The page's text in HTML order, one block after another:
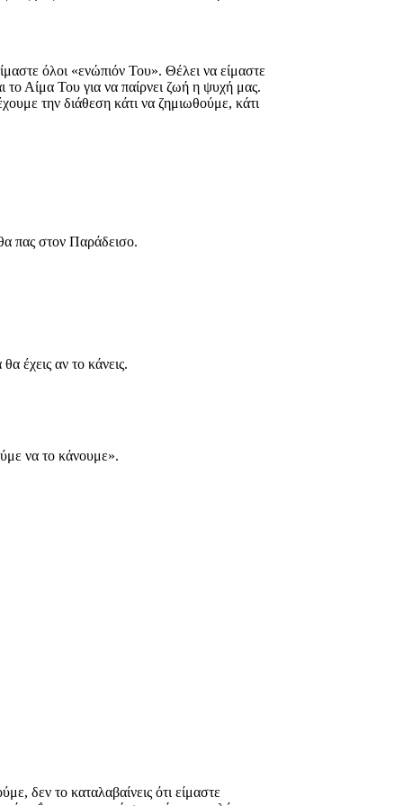
όλοι «ενώπιόν Του». Θέλει να είμαστε
Αίμα Του για να παίρνει ζωή η ψυχή μας.
την διάθεση κάτι να ζημιωθούμε, κάτι
πας στον Παράδεισο.
έχεις αν το κάνεις.
να το κάνουμε».
δεν το καταλαβαίνεις ότι είμαστε